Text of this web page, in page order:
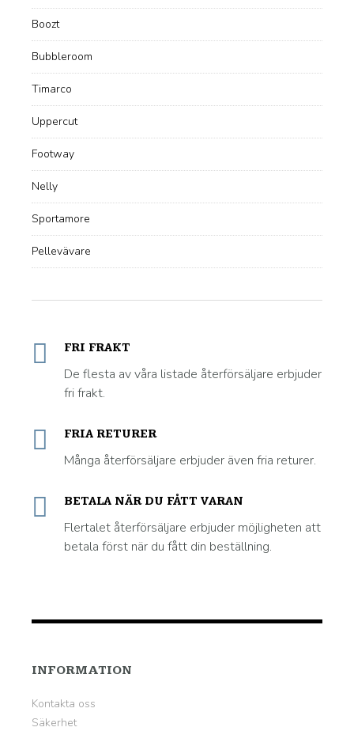
Boozt
Bubbleroom
Timarco
Uppercut
Footway
Nelly
Sportamore
Pellevävare
FRI FRAKT
De flesta av våra listade återförsäljare erbjuder
fri frakt.
FRIA RETURER
Många återförsäljare erbjuder även fria returer.
BETALA NÄR DU FÅTT VARAN
Flertalet återförsäljare erbjuder möjligheten att
betala först när du fått din beställning.
INFORMATION
Kontakta oss
Säkerhet